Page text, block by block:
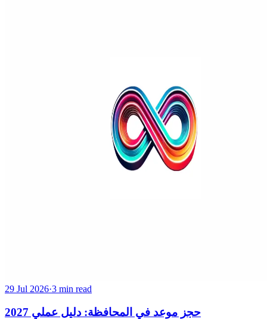
29 Jul 2026·3 min read
حجز موعد في المحافظة: دليل عملي 2027